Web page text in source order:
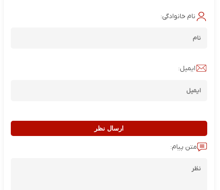
نام خانوادگی:
ایمیل:
ارسال نظر
متن پیام: